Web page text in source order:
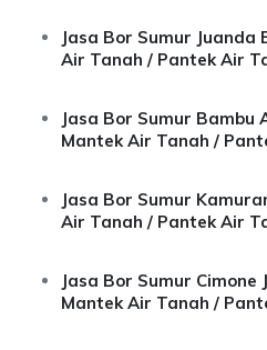
Jasa Bor Sumur
Air Tanah / Pantek Air
Jasa Bor Sumur
Mantek Air Tanah /
Jasa Bor Sumur
Air Tanah / Pantek Air
Jasa Bor Sumur
Mantek Air Tanah /